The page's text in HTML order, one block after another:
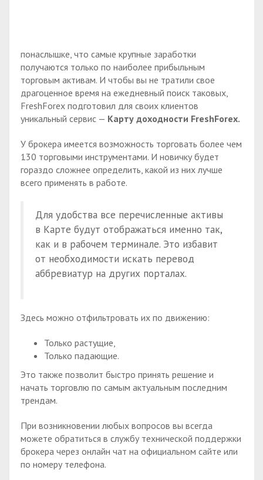
понаслышке, что самые крупные заработки
получаются только по наиболее прибыльным
торговым активам. И чтобы вы не тратили свое
драгоценное время на ежедневный поиск таковых,
FreshForex подготовил для своих клиентов
уникальный сервис — Карту доходности FreshForex.
У брокера имеется возможность торговать более чем
130 торговыми инструментами. И новичку будет
гораздо сложнее определить, какой из них лучше
всего применять в работе.
Для удобства все перечисленные активы
в Карте будут отображаться именно так,
как и в рабочем терминале. Это избавит
от необходимости искать перевод
аббревиатур на других порталах.
Здесь можно отфильтровать их по движению:
Только растущие,
Только падающие.
Это также позволит быстро принять решение и
начать торговлю по самым актуальным последним
трендам.
При возникновении любых вопросов вы всегда
можете обратиться в службу технической поддержки
брокера через онлайн чат на официальном сайте или
по номеру телефона.